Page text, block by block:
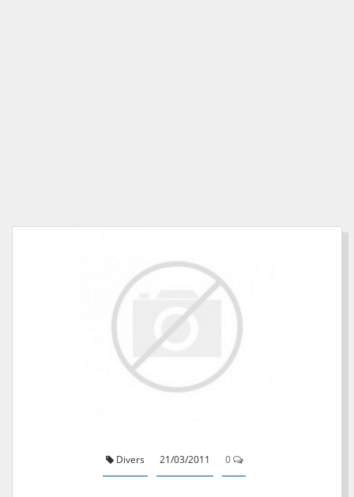
Divers 21/03/2011 0